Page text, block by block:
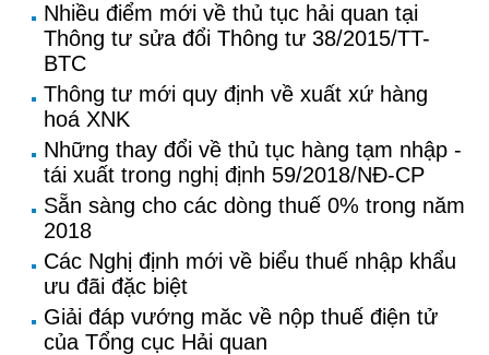
Nhiều điểm mới về thủ tục hải quan tại
Thông tư sửa đổi Thông tư 38/2015/TT-
BTC
Thông tư mới quy định về xuất xứ hàng
hoá XNK
Những thay đổi về thủ tục hàng tạm nhập -
tái xuất trong nghị định 59/2018/NĐ-CP
Sẵn sàng cho các dòng thuế 0% trong năm
2018
Các Nghị định mới về biểu thuế nhập khẩu
ưu đãi đặc biệt
Giải đáp vướng măc về nộp thuế điện tử
của Tổng cục Hải quan